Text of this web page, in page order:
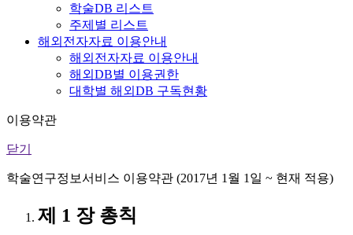
학술DB 리스트
주제별 리스트
해외전자자료 이용안내
해외전자자료 이용안내
해외DB별 이용권한
대학별 해외DB 구독현황
이용약관
닫기
학술연구정보서비스 이용약관 (2017년 1월 1일 ~ 현재 적용)
제 1 장 총칙